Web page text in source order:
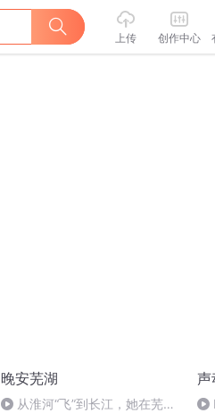
上传 创作中心
晚安芜湖
从淮河“飞”到长江，她在芜湖
声